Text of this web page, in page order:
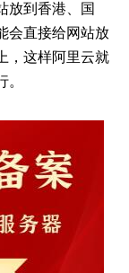
放到香港、国
会直接给网站放
，这样阿里云就